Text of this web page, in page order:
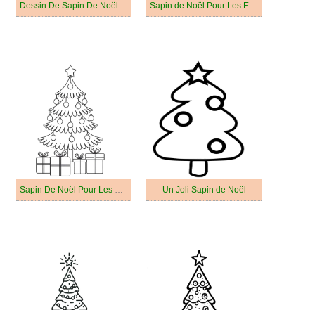
Dessin De Sapin De Noël Pour Les Enfants Sapin de Noël Pour Les Enfants
Sapin De Noël Pour Les Enfants De 5 An Un Joli Sapin de Noël